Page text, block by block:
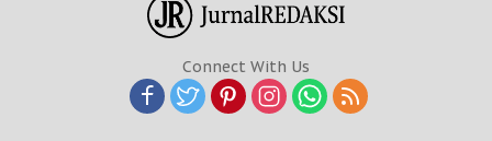
Connect With Us